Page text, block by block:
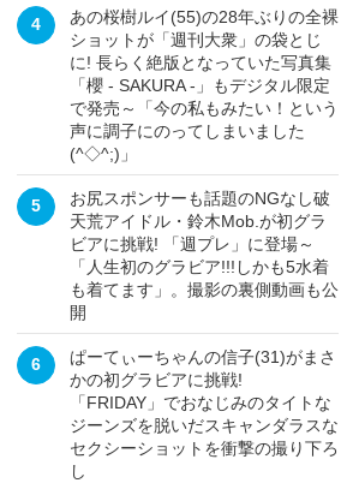
4
あの桜樹ルイ(55)の28年ぶりの全裸
ショットが「週刊大衆」の袋とじ
に! 長らく絶版となっていた写真集
「櫻 - SAKURA -」もデジタル限定
で発売～「今の私もみたい！という
声に調子にのってしまいました
(^◇^;)」
5
お尻スポンサーも話題のNGなし破
天荒アイドル・鈴木Mob.が初グラ
ビアに挑戦! 「週プレ」に登場～
「人生初のグラビア!!!しかも5水着
も着てます」。撮影の裏側動画も公
開
6
ぱーてぃーちゃんの信子(31)がまさ
かの初グラビアに挑戦!
「FRIDAY」でおなじみのタイトな
ジーンズを脱いだスキャンダラスな
セクシーショットを衝撃の撮り下ろ
し